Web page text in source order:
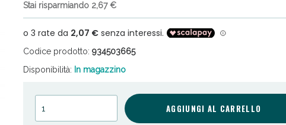
Stai risparmiando 2,67 €
Codice prodotto: 934503665
Disponibilità: In magazzino
AGGIUNGI AL CARRELLO
e Multivitaminici: oggi Sconto extra fino al 50%!